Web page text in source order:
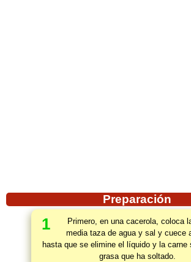
Preparación
1
Primero, en una cacerola, coloca
media taza de agua y sal y cuece
hasta que se elimine el líquido y la carne
grasa que ha soltado.